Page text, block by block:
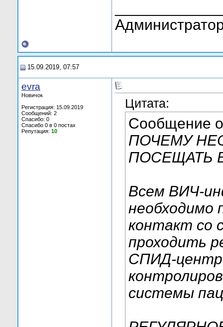
15.09.2019, 07:57
evra
Новичок
Регистрация: 15.09.2019
Сообщений: 2
Спасибо: 0
Спасибо 0 в 0 постах
Репутация: 10
Цитата:
Сообщение
ПОЧЕМУ
ПОСЕЩАТЬ
Всем ВИЧ-
необходимо
контакт со
проходить
СПИД-
системы